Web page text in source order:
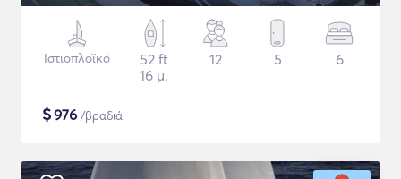
Ιστιοπλοϊκό
52 ft
16 μ.
12 5 6
$976 /βραδιά